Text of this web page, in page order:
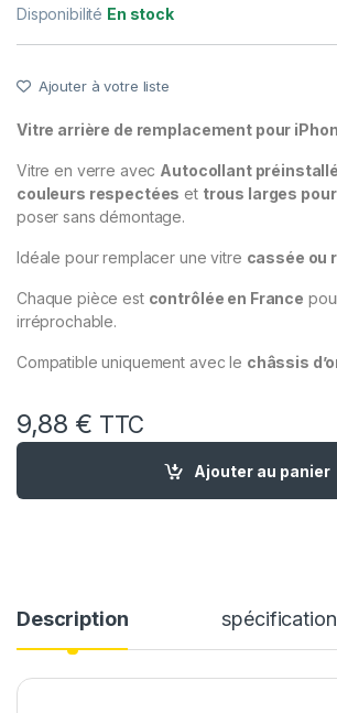
Disponibilité En stock
Ajouter à votre liste
Vitre arrière de remplacement pour
Vitre en verre avec Autocollant préinstallé
couleurs respectées et trous larges
poser sans démontage.
Idéale pour remplacer une vitre cassée ou
Chaque pièce est contrôlée en France
irréprochable.
Compatible uniquement avec le châssis
9,88 € TTC
quantité de Vitre Arriere Remplacement
Ajouter au panier
Description spécification